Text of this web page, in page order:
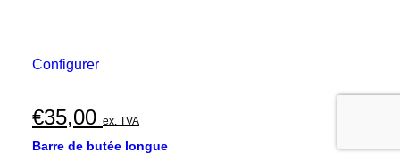
Configurer
€35,00 ex. TVA
Barre de butée longue